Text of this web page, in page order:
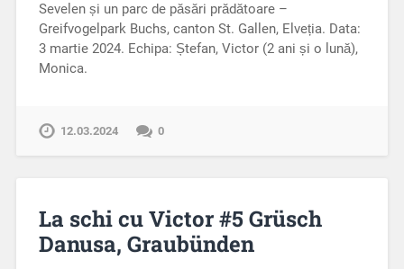
Sevelen și un parc de păsări prădătoare –
Greifvogelpark Buchs, canton St. Gallen, Elveția. Data:
3 martie 2024. Echipa: Ștefan, Victor (2 ani și o lună),
Monica.
12.03.2024 0
La schi cu Victor #5 Grüsch
Danusa, Graubünden